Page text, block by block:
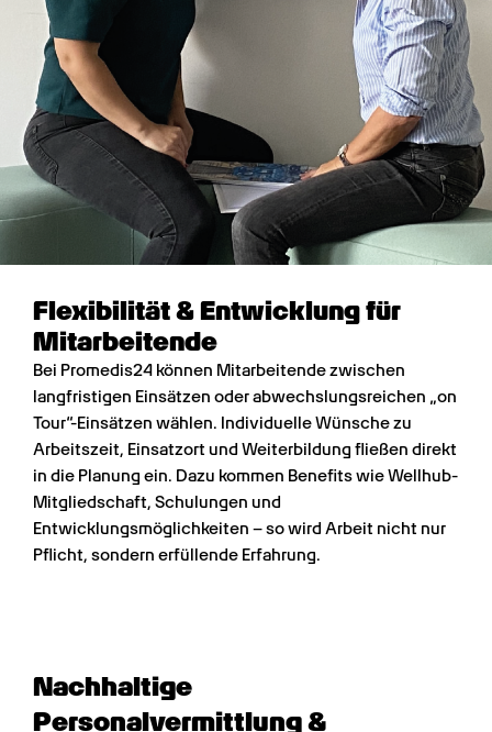
Flexibilität & Entwicklung für
Mitarbeitende
Bei Promedis24 können Mitarbeitende zwischen
langfristigen Einsätzen oder abwechslungsreichen „on
Tour“-Einsätzen wählen. Individuelle Wünsche zu
Arbeitszeit, Einsatzort und Weiterbildung fließen direkt
in die Planung ein. Dazu kommen Benefits wie Wellhub-
Mitgliedschaft, Schulungen und
Entwicklungsmöglichkeiten – so wird Arbeit nicht nur
Pflicht, sondern erfüllende Erfahrung.
Nachhaltige
Personalvermittlung &